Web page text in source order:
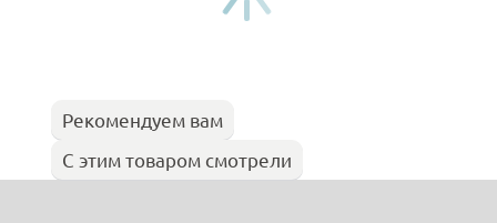
Рекомендуем вам
С этим товаром смотрели